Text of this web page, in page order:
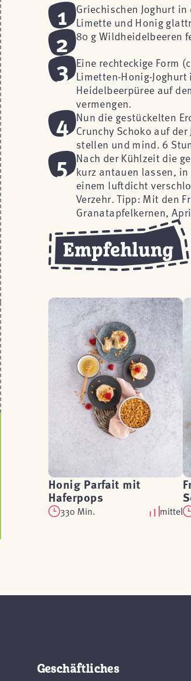
1
Griechischen Joghurt
Limette und Honig
2 80 g Wildheidelbeeren
3 Eine rechteckige Form
Limetten-Honig-
Heidelbeerpüree auf
vermengen.
4 Nun die gestückelten
Crunchy Schoko auf
stellen und mind. 6
5
Nach der Kühlzeit die
kurz antauen lassen, in
einem luftdicht
Verzehr. Tipp: Mit den
Granatapfelkernen,
Honig Parfait mit
Haferpops
330 Min. mittel
Geschäftliches